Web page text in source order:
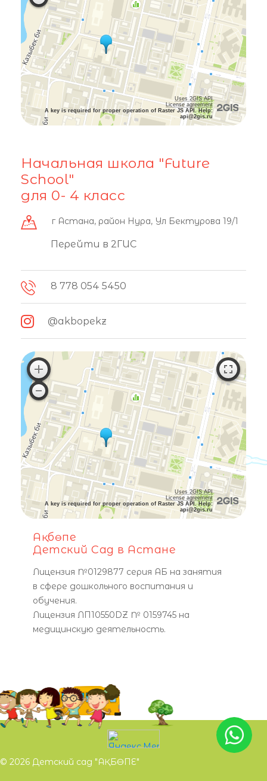
Uses 2GIS API
License agreement
A key is required for proper operation of Raster JS API. Help:
api@2gis.ru
Начальная школа "Future
School"
для 0- 4 класс
г Астана, район Нура, Ул Бектурова 19/1
Перейти в 2ГИС
8 778 054 5450
@akbopekz
Uses 2GIS API
License agreement
A key is required for proper operation of Raster JS API. Help:
api@2gis.ru
Ақбөпе
Детский Сад в Астане
Лицензия №0129877 серия АБ на занятия
в сфере дошкольного воспитания и
обучения.
Лицензия ЛП10550DZ № 0159745 на
медицинскую деятельность.
© 2026 Детский сад "АҚБӨПЕ"